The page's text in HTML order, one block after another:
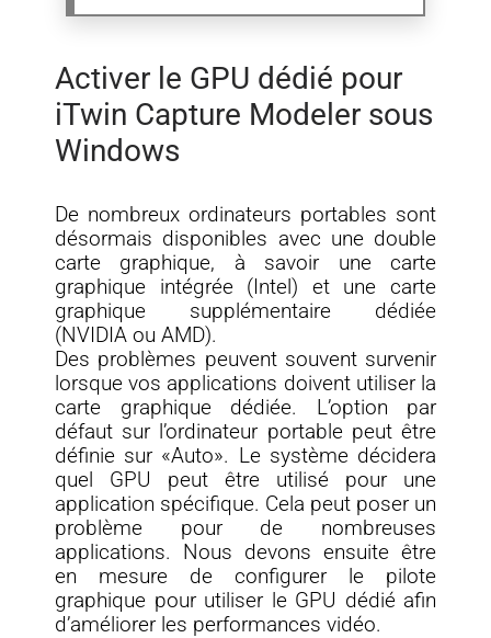
Activer le GPU dédié pour
iTwin Capture Modeler sous
Windows
De nombreux ordinateurs portables sont
désormais disponibles avec une double
carte graphique, à savoir une carte
graphique intégrée (Intel) et une carte
graphique supplémentaire dédiée
(NVIDIA ou AMD).
Des problèmes peuvent souvent survenir
lorsque vos applications doivent utiliser la
carte graphique dédiée. L’option par
défaut sur l’ordinateur portable peut être
définie sur «Auto». Le système décidera
quel GPU peut être utilisé pour une
application spécifique. Cela peut poser un
problème pour de nombreuses
applications. Nous devons ensuite être
en mesure de configurer le pilote
graphique pour utiliser le GPU dédié afin
d’améliorer les performances vidéo.